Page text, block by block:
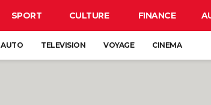
SPORT CULTURE FINANCE
AUTO TELEVISION VOYAGE CINEMA